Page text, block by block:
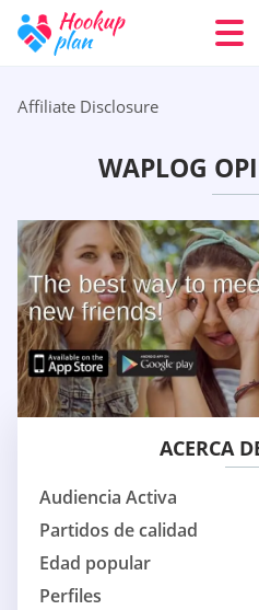
Affiliate Disclosure
WAPLOG
ACERCA
Audiencia Activa
Partidos de calidad
Edad popular
Perfiles